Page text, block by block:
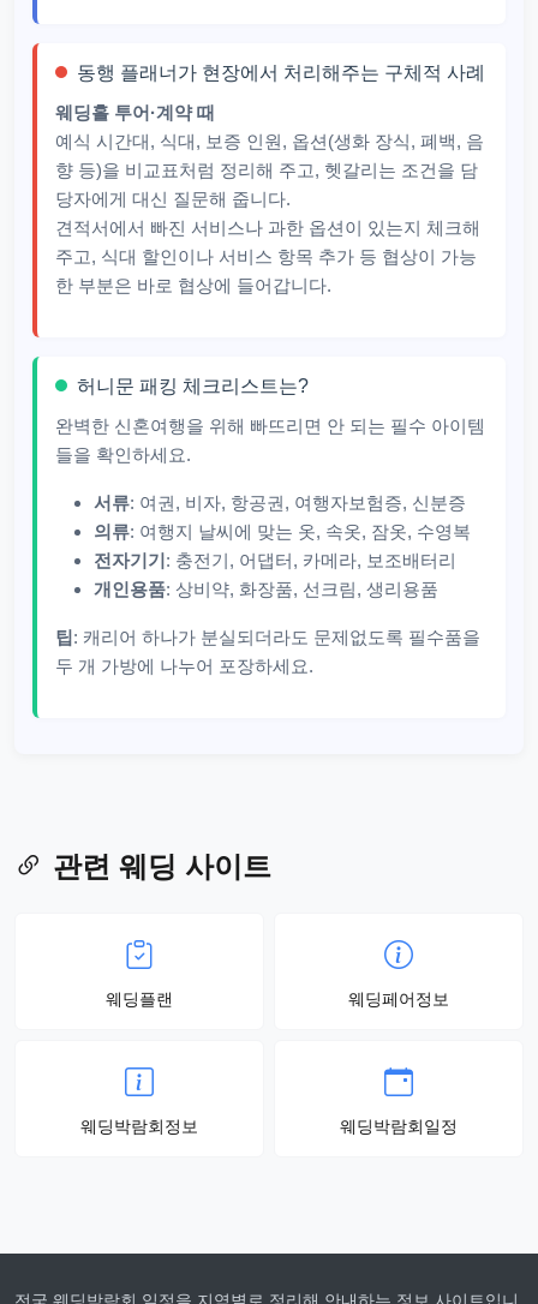
동행 플래너가 현장에서 처리해주는 구체적 사례
웨딩홀 투어·계약 때
예식 시간대, 식대, 보증 인원, 옵션(생화 장식, 폐백, 음
향 등)을 비교표처럼 정리해 주고, 헷갈리는 조건을 담
당자에게 대신 질문해 줍니다.​
견적서에서 빠진 서비스나 과한 옵션이 있는지 체크해
주고, 식대 할인이나 서비스 항목 추가 등 협상이 가능
한 부분은 바로 협상에 들어갑니다.
허니문 패킹 체크리스트는?
완벽한 신혼여행을 위해 빠뜨리면 안 되는 필수 아이템
들을 확인하세요.
서류: 여권, 비자, 항공권, 여행자보험증, 신분증
의류: 여행지 날씨에 맞는 옷, 속옷, 잠옷, 수영복
전자기기: 충전기, 어댑터, 카메라, 보조배터리
개인용품: 상비약, 화장품, 선크림, 생리용품
팁 : 캐리어 하나가 분실되더라도 문제없도록 필수품을
두 개 가방에 나누어 포장하세요.
관련 웨딩 사이트
웨딩플랜 웨딩페어정보
웨딩박람회정보 웨딩박람회일정
전국 웨딩박람회 일정을 지역별로 정리해 안내하는 정보 사이트입니